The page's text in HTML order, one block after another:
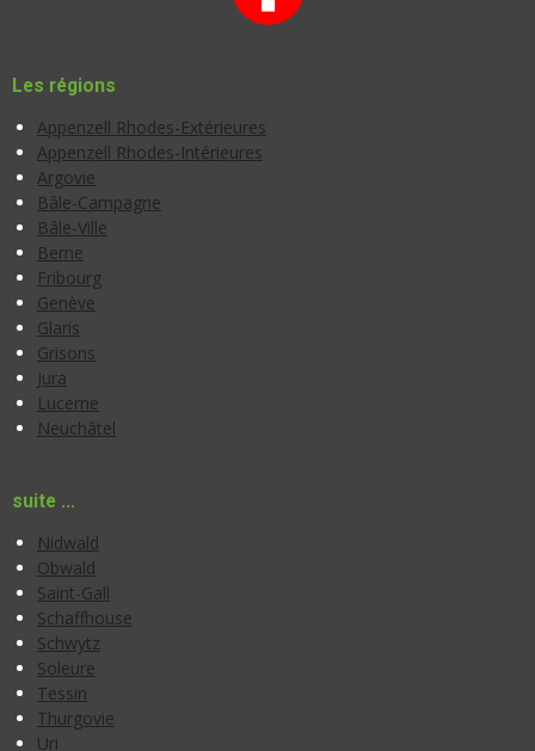
Les régions
Appenzell Rhodes-Extérieures
Appenzell Rhodes-Intérieures
Argovie
Bâle-Campagne
Bâle-Ville
Berne
Fribourg
Genève
Glaris
Grisons
Jura
Lucerne
Neuchâtel
suite ...
Nidwald
Obwald
Saint-Gall
Schaffhouse
Schwytz
Soleure
Tessin
Thurgovie
Uri